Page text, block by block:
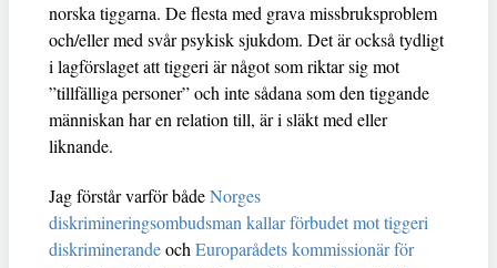
norska tiggarna. De flesta med grava missbruksproblem
och/eller med svår psykisk sjukdom. Det är också tydligt
i lagförslaget att tiggeri är något som riktar sig mot
”tillfälliga personer” och inte sådana som den tiggande
människan har en relation till, är i släkt med eller
liknande.
Jag förstår varför bådeNorges
diskrimineringsombudsman kallar förbudet mot tiggeri
diskriminerandeochEuroparådets kommissionär för